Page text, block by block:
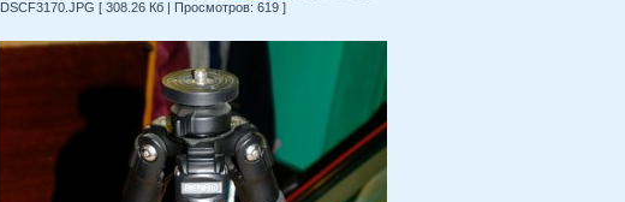
DSCF3170.JPG [ 308.26 Кб | Просмотров: 619 ]